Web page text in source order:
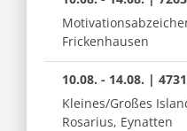
Frickenhausen
10.08. - 14.08. |
Kleines/Großes
Rosarius, Eynatten